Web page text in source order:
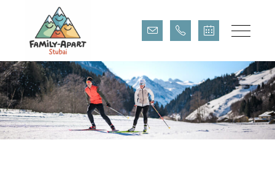
WINTERURLAUB IM
STUBAITAL